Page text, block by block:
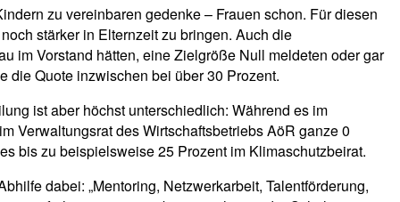
zu vereinbaren gedenke – Frauen schon. Für diesen
stärker in Elternzeit zu bringen. Auch die
im Vorstand hätten, eine Zielgröße Null meldeten oder gar
die Quote inzwischen bei über 30 Prozent.
ist aber höchst unterschiedlich: Während es im
Verwaltungsrat des Wirtschaftsbetriebs AöR ganze 0
bis zu beispielsweise 25 Prozent im Klimaschutzbeirat.
dabei: „Mentoring, Netzwerkarbeit, Talentförderung,